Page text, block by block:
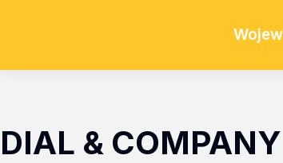
DIAL & COMPANY